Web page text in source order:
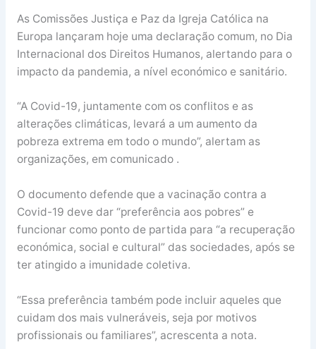
As Comissões Justiça e Paz da Igreja Católica na
Europa lançaram hoje uma declaração comum, no Dia
Internacional dos Direitos Humanos, alertando para o
impacto da pandemia, a nível económico e sanitário.
“A Covid-19, juntamente com os conflitos e as
alterações climáticas, levará a um aumento da
pobreza extrema em todo o mundo”, alertam as
organizações, em comunicado .
O documento defende que a vacinação contra a
Covid-19 deve dar “preferência aos pobres” e
funcionar como ponto de partida para “a recuperação
económica, social e cultural” das sociedades, após se
ter atingido a imunidade coletiva.
“Essa preferência também pode incluir aqueles que
cuidam dos mais vulneráveis, seja por motivos
profissionais ou familiares”, acrescenta a nota.